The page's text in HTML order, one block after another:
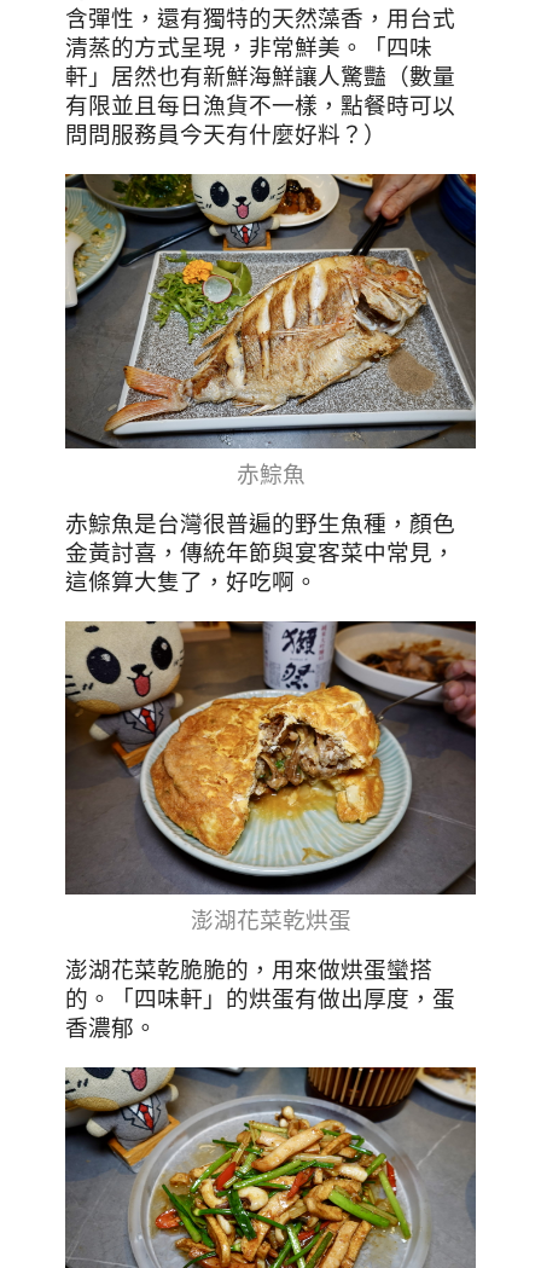
含彈性，還有獨特的天然藻香，用台式
清蒸的方式呈現，非常鮮美。「四味
軒」居然也有新鮮海鮮讓人驚豔（數量
有限並且每日漁貨不一樣，點餐時可以
問問服務員今天有什麼好料？）
赤鯮魚
赤鯮魚是台灣很普遍的野生魚種，顏色
金黃討喜，傳統年節與宴客菜中常見，
這條算大隻了，好吃啊。
澎湖花菜乾烘蛋
澎湖花菜乾脆脆的，用來做烘蛋蠻搭
的。「四味軒」的烘蛋有做出厚度，蛋
香濃郁。